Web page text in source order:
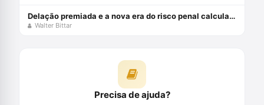
Delação premiada e a nova era do risco penal calculado
Walter Bittar
Precisa de ajuda?